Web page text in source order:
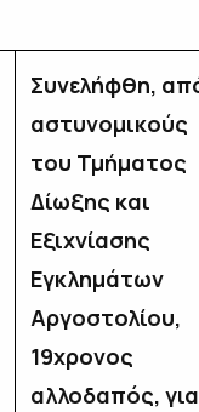
Συνελήφθη,
αστυνομικούς
του Τμήματος
Δίωξης και
Εξιχνίασης
Εγκλημάτων
Αργοστολίου,
19χρονος
αλλοδαπός, για